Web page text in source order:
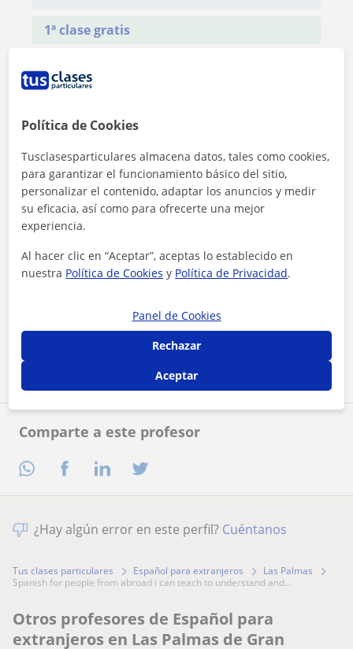
Comparte a este profesor
1ª clase gratis
Contactar ahora
¿Hay algún error en este perfil? Cuéntanos
Tus clases particulares Español para extranjeros
Las Palmas
spanish for people from abroad i can teach to understand and...
Otros profesores de Español para
extranjeros en Las Palmas de Gran
Política de Cookies
Tusclasesparticulares almacena datos, tales como cookies,
para garantizar el funcionamiento básico del sitio,
personalizar el contenido, adaptar los anuncios y medir
su eficacia, así como para ofrecerte una mejor
experiencia.
Al hacer clic en “Aceptar”, aceptas lo establecido en
nuestra Política de Cookies y Política de Privacidad.
Panel de Cookies
Rechazar
Aceptar